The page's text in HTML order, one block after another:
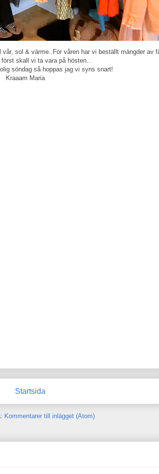
sol & värme..För våren har vi beställt mängder av
först skall vi ta vara på hösten...
söndag så hoppas jag vi syns snart!
Kraaam Maria
Startsida
Kommentarer till inlägget (Atom)